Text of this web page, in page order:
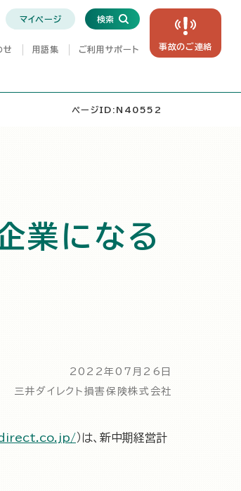
マイページ 検索
事故のご連絡
せ 用語集 ご利用サポート
ページID:N40552
業になる
2022年07月26日
三井ダイレクト損害保険株式会社
）は、新中期経営計